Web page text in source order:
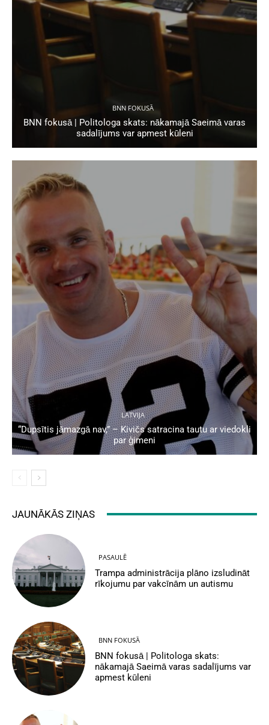
BNN FOKUSĀ
BNN fokusā | Politologa skats: nākamajā Saeimā varas
sadalījums var apmest kūleni
LATVIJA
“Dupsītis jāmazgā nav,” – Kivičs satracina tautu ar viedokli
par ģimeni
JAUNĀKĀS ZIŅAS
PASAULĒ
Trampa administrācija plāno izsludināt
rīkojumu par vakcīnām un autismu
BNN FOKUSĀ
BNN fokusā | Politologa skats:
nākamajā Saeimā varas sadalījums var
apmest kūleni